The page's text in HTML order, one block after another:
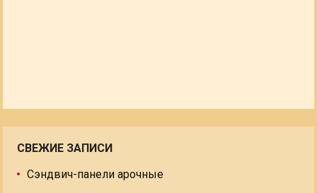
СВЕЖИЕ ЗАПИСИ
Сэндвич-панели арочные